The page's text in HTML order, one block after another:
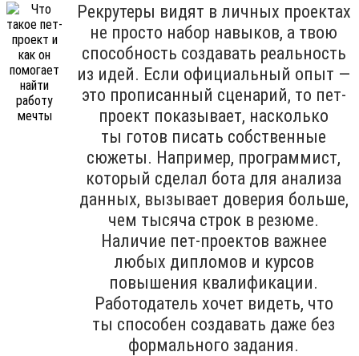
Рекрутеры видят в личных проектах
не просто набор навыков, а твою
способность создавать реальность
из идей. Если официальный опыт —
это прописанный сценарий, то пет-
проект показывает, насколько
ты готов писать собственные
сюжеты. Например, программист,
который сделал бота для анализа
данных, вызывает доверия больше,
чем тысяча строк в резюме.
Наличие пет-проектов важнее
любых дипломов и курсов
повышения квалификации.
Работодатель хочет видеть, что
ты способен создавать даже без
формального задания.